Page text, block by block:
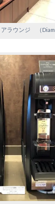
ラウンジ （